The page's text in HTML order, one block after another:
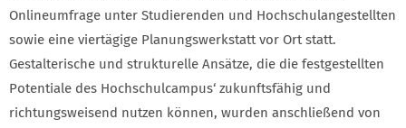
Onlineumfrage unter Studierenden und Hochschulangestellten
sowie eine viertägige Planungswerkstatt vor Ort statt.
Gestalterische und strukturelle Ansätze, die die festgestellten
Potentiale des Hochschulcampus‘ zukunftsfähig und
richtungsweisend nutzen können, wurden anschließend von